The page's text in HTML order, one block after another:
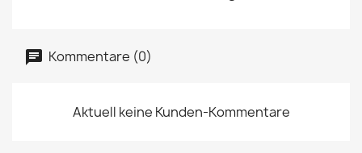
Kommentare (0)
Aktuell keine Kunden-Kommentare